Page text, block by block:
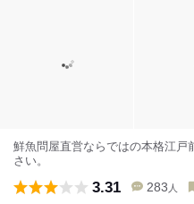
鮮魚問屋直営ならではの本格江戸
さい。
3.31 283 人